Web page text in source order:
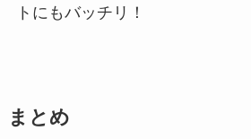
トにもバッチリ！
まとめ